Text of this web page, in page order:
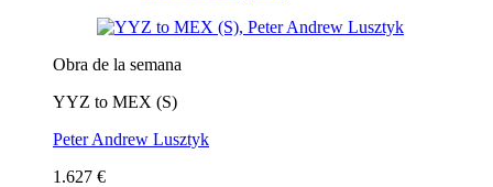
Obra de la semana
YYZ to MEX (S)
Peter Andrew Lusztyk
1.627 €